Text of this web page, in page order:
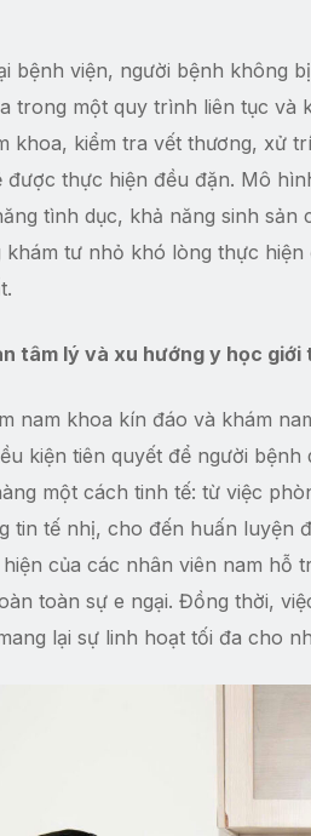
bệnh viện, người bệnh không
trong một quy trình liên tục và
khoa, kiểm tra vết thương, xử
được thực hiện đều đặn. Mô
tình dục, khả năng sinh
khám tư nhỏ khó lòng thực
tâm lý và xu hướng y học giới
nam khoa kín đáo và khám
kiện tiên quyết để người
một cách tinh tế: từ việc
tin tế nhị, cho đến huấn luyện
của các nhân viên nam
toàn sự e ngại. Đồng thời,
lại sự linh hoạt tối đa cho